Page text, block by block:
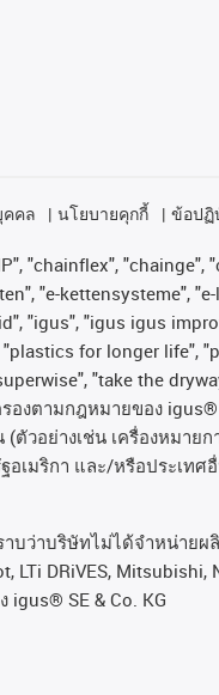
คล นโยบายคุกกี้ ข้อปฏิ
"chainflex",
"e-kettensysteme",
"igus", "igus igus
for longer life",
"take the
องตามกฎหมายของ igus®
(ตัวอย่างเช่น เครื่องหมาย
อเมริกา และ/หรือประเทศ
บว่าบริษัทไม่ได้จําหน่ายผ
LTi DRiVES,
SE & Co. KG